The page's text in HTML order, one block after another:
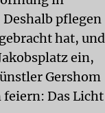
pflegen
hat, und
ein,
Gershom
Das Licht